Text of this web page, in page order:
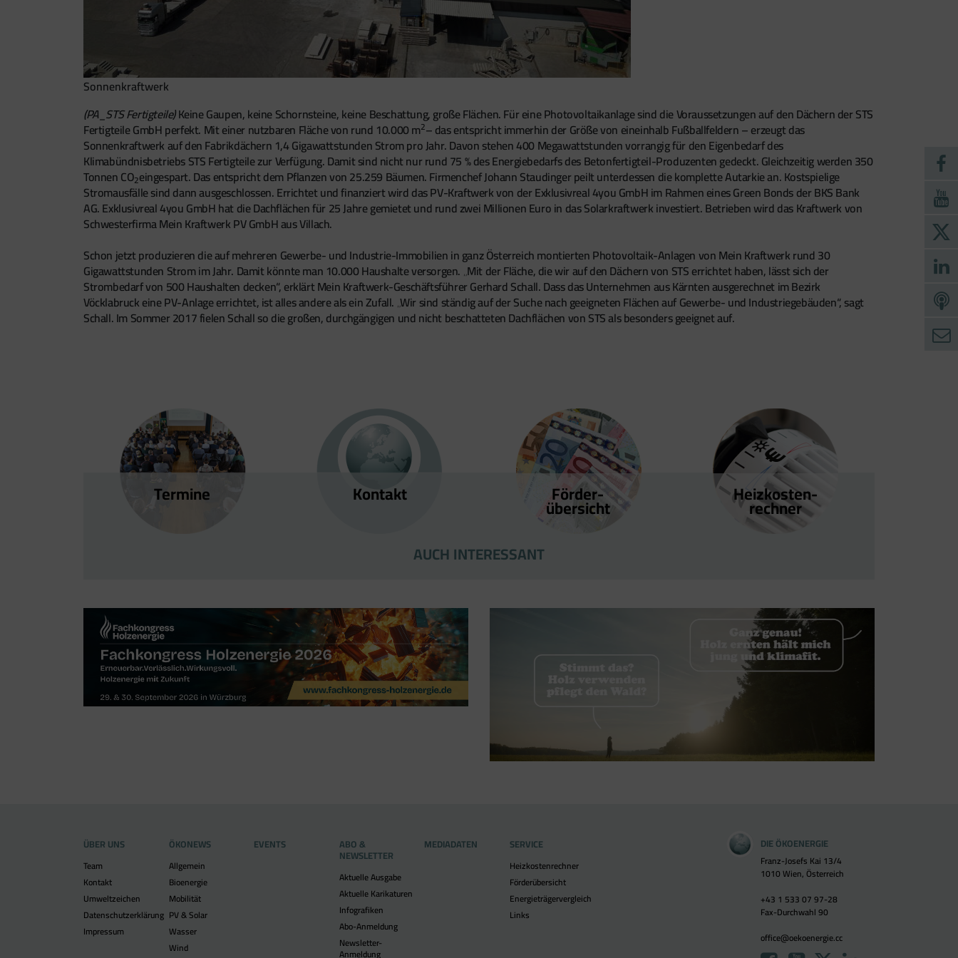
Sonnenkraftwerk
(PA_STS Fertigteile)Keine Gaupen, keine Schornsteine, keine Beschattung, große Flächen. Für eine Photovoltaikanlage sind die Voraussetzungen auf den Dächern der STS
Fertigteile GmbH perfekt. Mit einer nutzbaren Fläche von rund 10.000 m2– das entspricht immerhin der Größe von eineinhalb Fußballfeldern – erzeugt das
Sonnenkraftwerk auf den Fabrikdächern 1,4 Gigawattstunden Strom pro Jahr. Davon stehen 400 Megawattstunden vorrangig für den Eigenbedarf des
Klimabündnisbetriebs STS Fertigteile zur Verfügung. Damit sind nicht nur rund 75 % des Energiebedarfs des Betonfertigteil-Produzenten gedeckt. Gleichzeitig werden 350
Tonnen CO2eingespart. Das entspricht dem Pflanzen von 25.259 Bäumen. Firmenchef Johann Staudinger peilt unterdessen die komplette Autarkie an. Kostspielige
Stromausfälle sind dann ausgeschlossen. Errichtet und finanziert wird das PV-Kraftwerk von der Exklusivreal 4you GmbH im Rahmen eines Green Bonds der BKS Bank
AG. Exklusivreal 4you GmbH hat die Dachflächen für 25 Jahre gemietet und rund zwei Millionen Euro in das Solarkraftwerk investiert. Betrieben wird das Kraftwerk von
Schwesterfirma Mein Kraftwerk PV GmbH aus Villach.
Schon jetzt produzieren die auf mehreren Gewerbe- und Industrie-Immobilien in ganz Österreich montierten Photovoltaik-Anlagen von Mein Kraftwerk rund 30
Gigawattstunden Strom im Jahr. Damit könnte man 10.000 Haushalte versorgen. „Mit der Fläche, die wir auf den Dächern von STS errichtet haben, lässt sich der
Strombedarf von 500 Haushalten decken“, erklärt Mein Kraftwerk-Geschäftsführer Gerhard Schall. Dass das Unternehmen aus Kärnten ausgerechnet im Bezirk
Vöcklabruck eine PV-Anlage errichtet, ist alles andere als ein Zufall. „Wir sind ständig auf der Suche nach geeigneten Flächen auf Gewerbe- und Industriegebäuden“, sagt
Schall. Im Sommer 2017 fielen Schall so die großen, durchgängigen und nicht beschatteten Dachflächen von STS als besonders geeignet auf.
Termine Kontakt Förder­
übersicht Heizkosten­
rechner
AUCH INTERESSANT
ÜBER UNS
Team
Kontakt
Umweltzeichen
Datenschutzerklärung
Impressum
ÖKONEWS
Allgemein
Bioenergie
Mobilität
PV & Solar
Wasser
Wind
EVENTS ABO &
NEWSLETTER
Aktuelle Ausgabe
Aktuelle Karikaturen
Infografiken
Abo-Anmeldung
Newsletter-
Anmeldung
MEDIADATEN SERVICE
Heizkostenrechner
Förderübersicht
Energieträgervergleich
Links
DIE ÖKOENERGIE
Franz-Josefs Kai 13/4
1010 Wien, Österreich
+43 1 533 07 97-28
Fax-Durchwahl 90
office@oekoenergie.cc